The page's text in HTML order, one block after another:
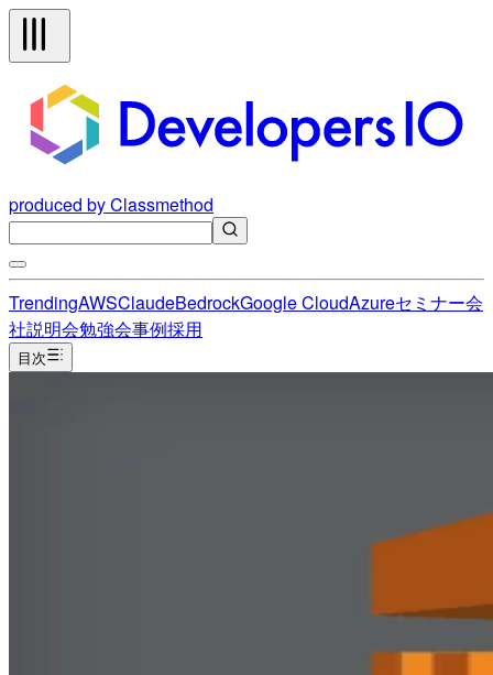
produced by Classmethod
TrendingAWSClaudeBedrockGoogle CloudAzureセミナー会
社説明会勉強会事例採用
目次